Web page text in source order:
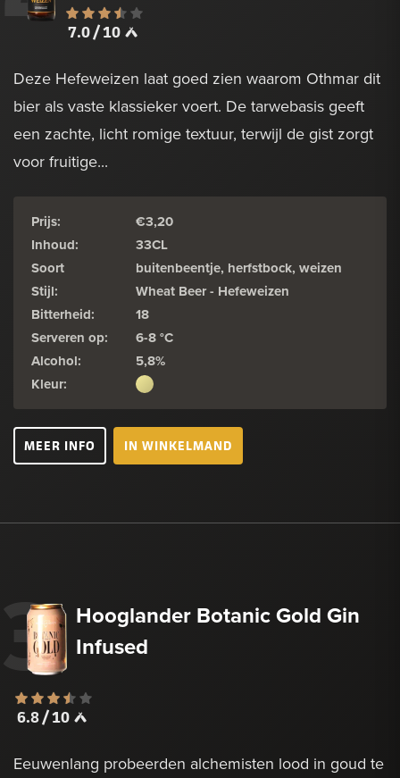
7.0 / 10
Deze Hefeweizen laat goed zien waarom Othmar dit
bier als vaste klassieker voert. De tarwebasis geeft
een zachte, licht romige textuur, terwijl de gist zorgt
voor fruitige...
Prijs:
€3,20
Inhoud:
33CL
Soort
buitenbeentje, herfstbock, weizen
Stijl:
Wheat Beer - Hefeweizen
Bitterheid:
18
Serveren op:
6-8 °C
Alcohol:
5,8%
Kleur:
MEER INFO IN WINKELMAND
3
Hooglander Botanic Gold Gin
Infused
6.8 / 10
Eeuwenlang probeerden alchemisten lood in goud te